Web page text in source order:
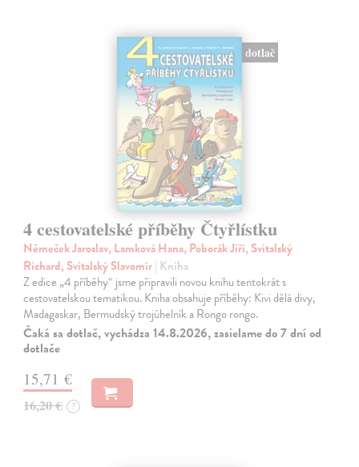
dotlač
4 cestovatelské příběhy Čtyřlístku
Němeček Jaroslav, Lamková Hana, Poborák Jiří, Svitalský
Richard, Svitalský Slavomír| Kniha
Z edice „4 příběhy“ jsme připravili novou knihu tentokrát s
cestovatelskou tematikou. Kniha obsahuje příběhy: Kivi dělá divy,
Madagaskar, Bermudský trojúhelník a Rongo rongo.
Čaká sa dotlač, vychádza 14.8.2026, zasielame do 7 dní od
dotlače
15,71 €
16,20 € ?